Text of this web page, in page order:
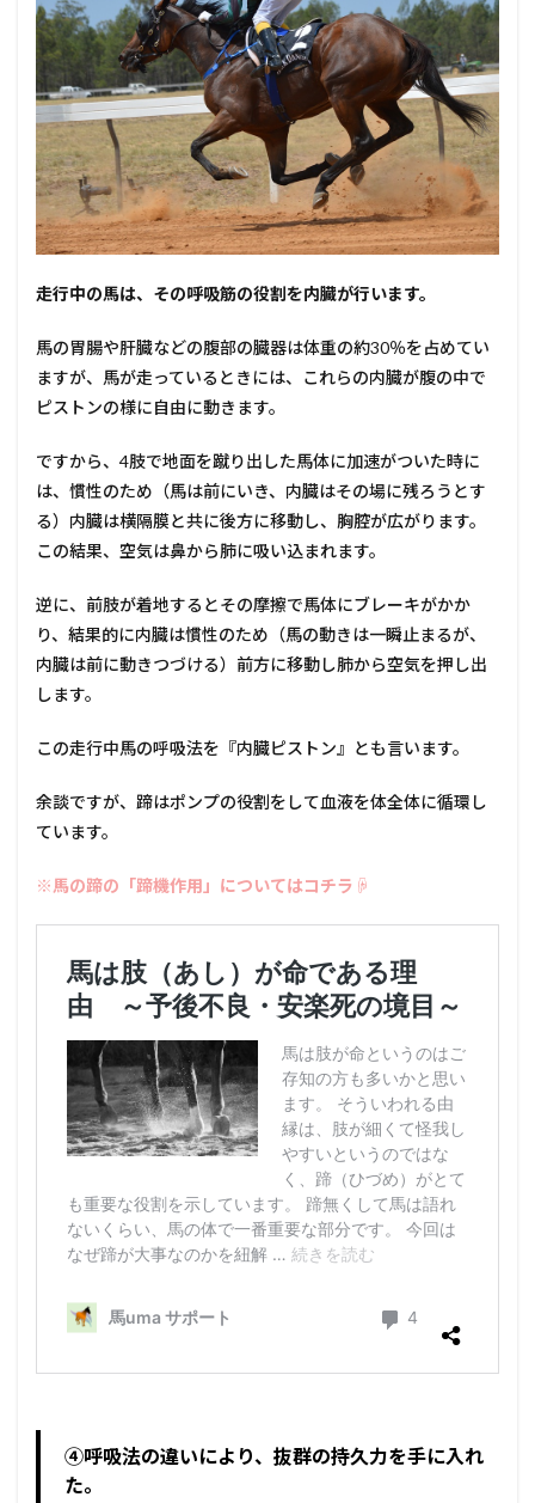
走行中の馬は、その呼吸筋の役割を内臓が行います。
馬の胃腸や肝臓などの腹部の臓器は体重の約30％を占めてい
ますが、馬が走っているときには、これらの内臓が腹の中で
ピストンの様に自由に動きます。
ですから、4肢で地面を蹴り出した馬体に加速がついた時に
は、慣性のため（馬は前にいき、内臓はその場に残ろうとす
る）内臓は横隔膜と共に後方に移動し、胸腔が広がります。
この結果、空気は鼻から肺に吸い込まれます。
逆に、前肢が着地するとその摩擦で馬体にブレーキがかか
り、結果的に内臓は慣性のため（馬の動きは一瞬止まるが、
内臓は前に動きつづける）前方に移動し肺から空気を押し出
します。
この走行中馬の呼吸法を『内臓ピストン』とも言います。
余談ですが、蹄はポンプの役割をして血液を体全体に循環し
ています。
※馬の蹄の「蹄機作用」についてはコチラ☟
④呼吸法の違いにより、抜群の持久力を手に入れ
た。